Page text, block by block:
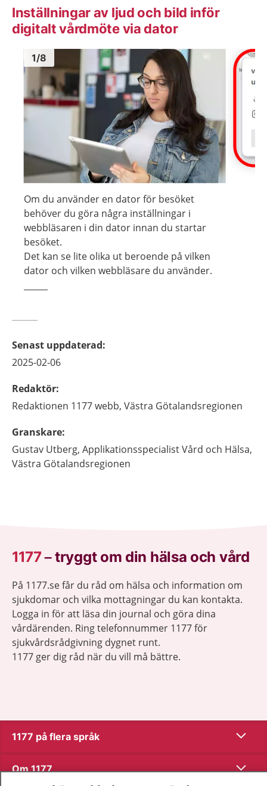
Inställningar av ljud och bild inför
digitalt vårdmöte via dator
Bild1
1/8
Om du använder en dator för besöket
behöver du göra några inställningar i
webbläsaren i din dator innan du startar
besöket.
Det kan se lite olika ut beroende på vilken
dator och vilken webbläsare du använder.
Bild1
Senast uppdaterad:
2025-02-06
Redaktör:
Redaktionen 1177 webb, Västra Götalandsregionen
Granskare:
Gustav Utberg, Applikationsspecialist Vård och Hälsa,
Västra Götalandsregionen
1177–tryggt om din hälsa och vård
På 1177.se får du råd om hälsa och information om
sjukdomar och vilka mottagningar du kan kontakta.
Logga in för att läsa din journal och göra dina
vårdärenden. Ring telefonnummer 1177 för
sjukvårdsrådgivning dygnet runt.
1177 ger dig råd när du vill må bättre.
1177 på flera språk Visa
Om 1177 Visa